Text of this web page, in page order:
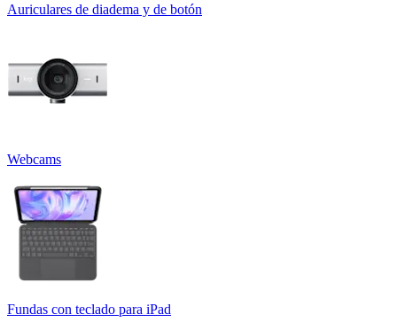
Auriculares de diadema y de botón
Webcams
Fundas con teclado para iPad